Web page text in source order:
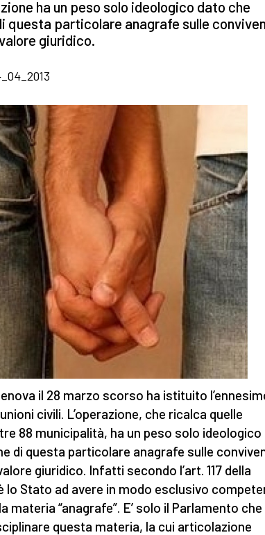
ha un peso solo ideologico dato che
questa particolare anagrafe sulle
giuridico.
il 28 marzo scorso ha istituito
civili. L’operazione, che ricalca quelle
88 municipalità, ha un peso solo
di questa particolare anagrafe sulle
giuridico. Infatti secondo l’art. 117 della
lo Stato ad avere in modo esclusivo
materia “anagrafe”. E’ solo il Parlamento
questa materia, la cui articolazione